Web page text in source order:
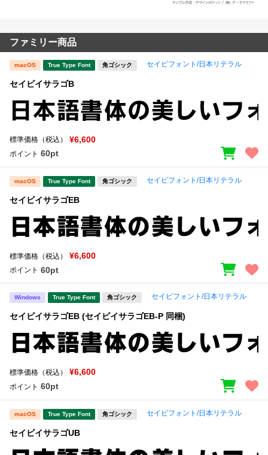
ファミリー商品
macOS True Type Font 角ゴシック セイビフォント/日本リテラル
セイビイサラゴB
標準価格（税込） ¥6,600
ポイント 60pt
macOS True Type Font 角ゴシック セイビフォント/日本リテラル
セイビイサラゴEB
標準価格（税込） ¥6,600
ポイント 60pt
Windows True Type Font 角ゴシック セイビフォント/日本リテラル
セイビイサラゴEB (セイビイサラゴEB-P 同梱)
標準価格（税込） ¥6,600
ポイント 60pt
macOS True Type Font 角ゴシック セイビフォント/日本リテラル
セイビイサラゴUB